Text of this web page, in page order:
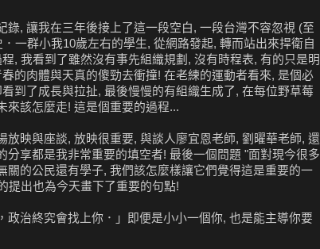
錄, 讓我在三年後接上了這一段空白, 一段台灣不容忽視 (至
一群小我10歲左右的學生, 從網路發起, 轉而站出來捍衛自
, 我看到了雖然沒有事先組織規劃, 沒有時程表, 有的只是明
的肉體與天真的傻勁去衝撞! 在老練的運動者看來, 是個必
到了成長與拉扯, 最後慢慢的有組織生成了, 在每位野草莓
來該怎麼走! 這是個重要的過程...
放映與座談, 放映很重要, 與談人廖宜恩老師, 劉曜華老師, 還
分享都是我非常重要的填空者! 最後一個問題 "面對現今很多
關的公民還有學子, 我們該怎麼樣讓它們覺得這是重要的一
提出也為今天畫下了重要的句點!
政治終究會找上你．」即便是小小一個你, 也是能主導你要